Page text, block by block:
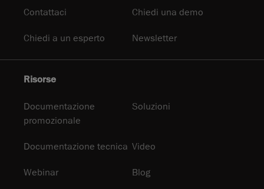
Contattaci Chiedi una demo
Chiedi a un esperto Newsletter
Risorse
Documentazione
promozionale
Soluzioni
Documentazione tecnica Video
Webinar Blog